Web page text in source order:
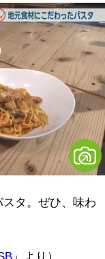
タ。ぜひ、味わ